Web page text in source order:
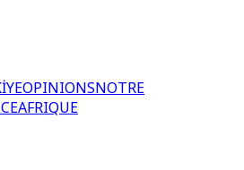
OPINIONSNOTRE
AFRIQUE